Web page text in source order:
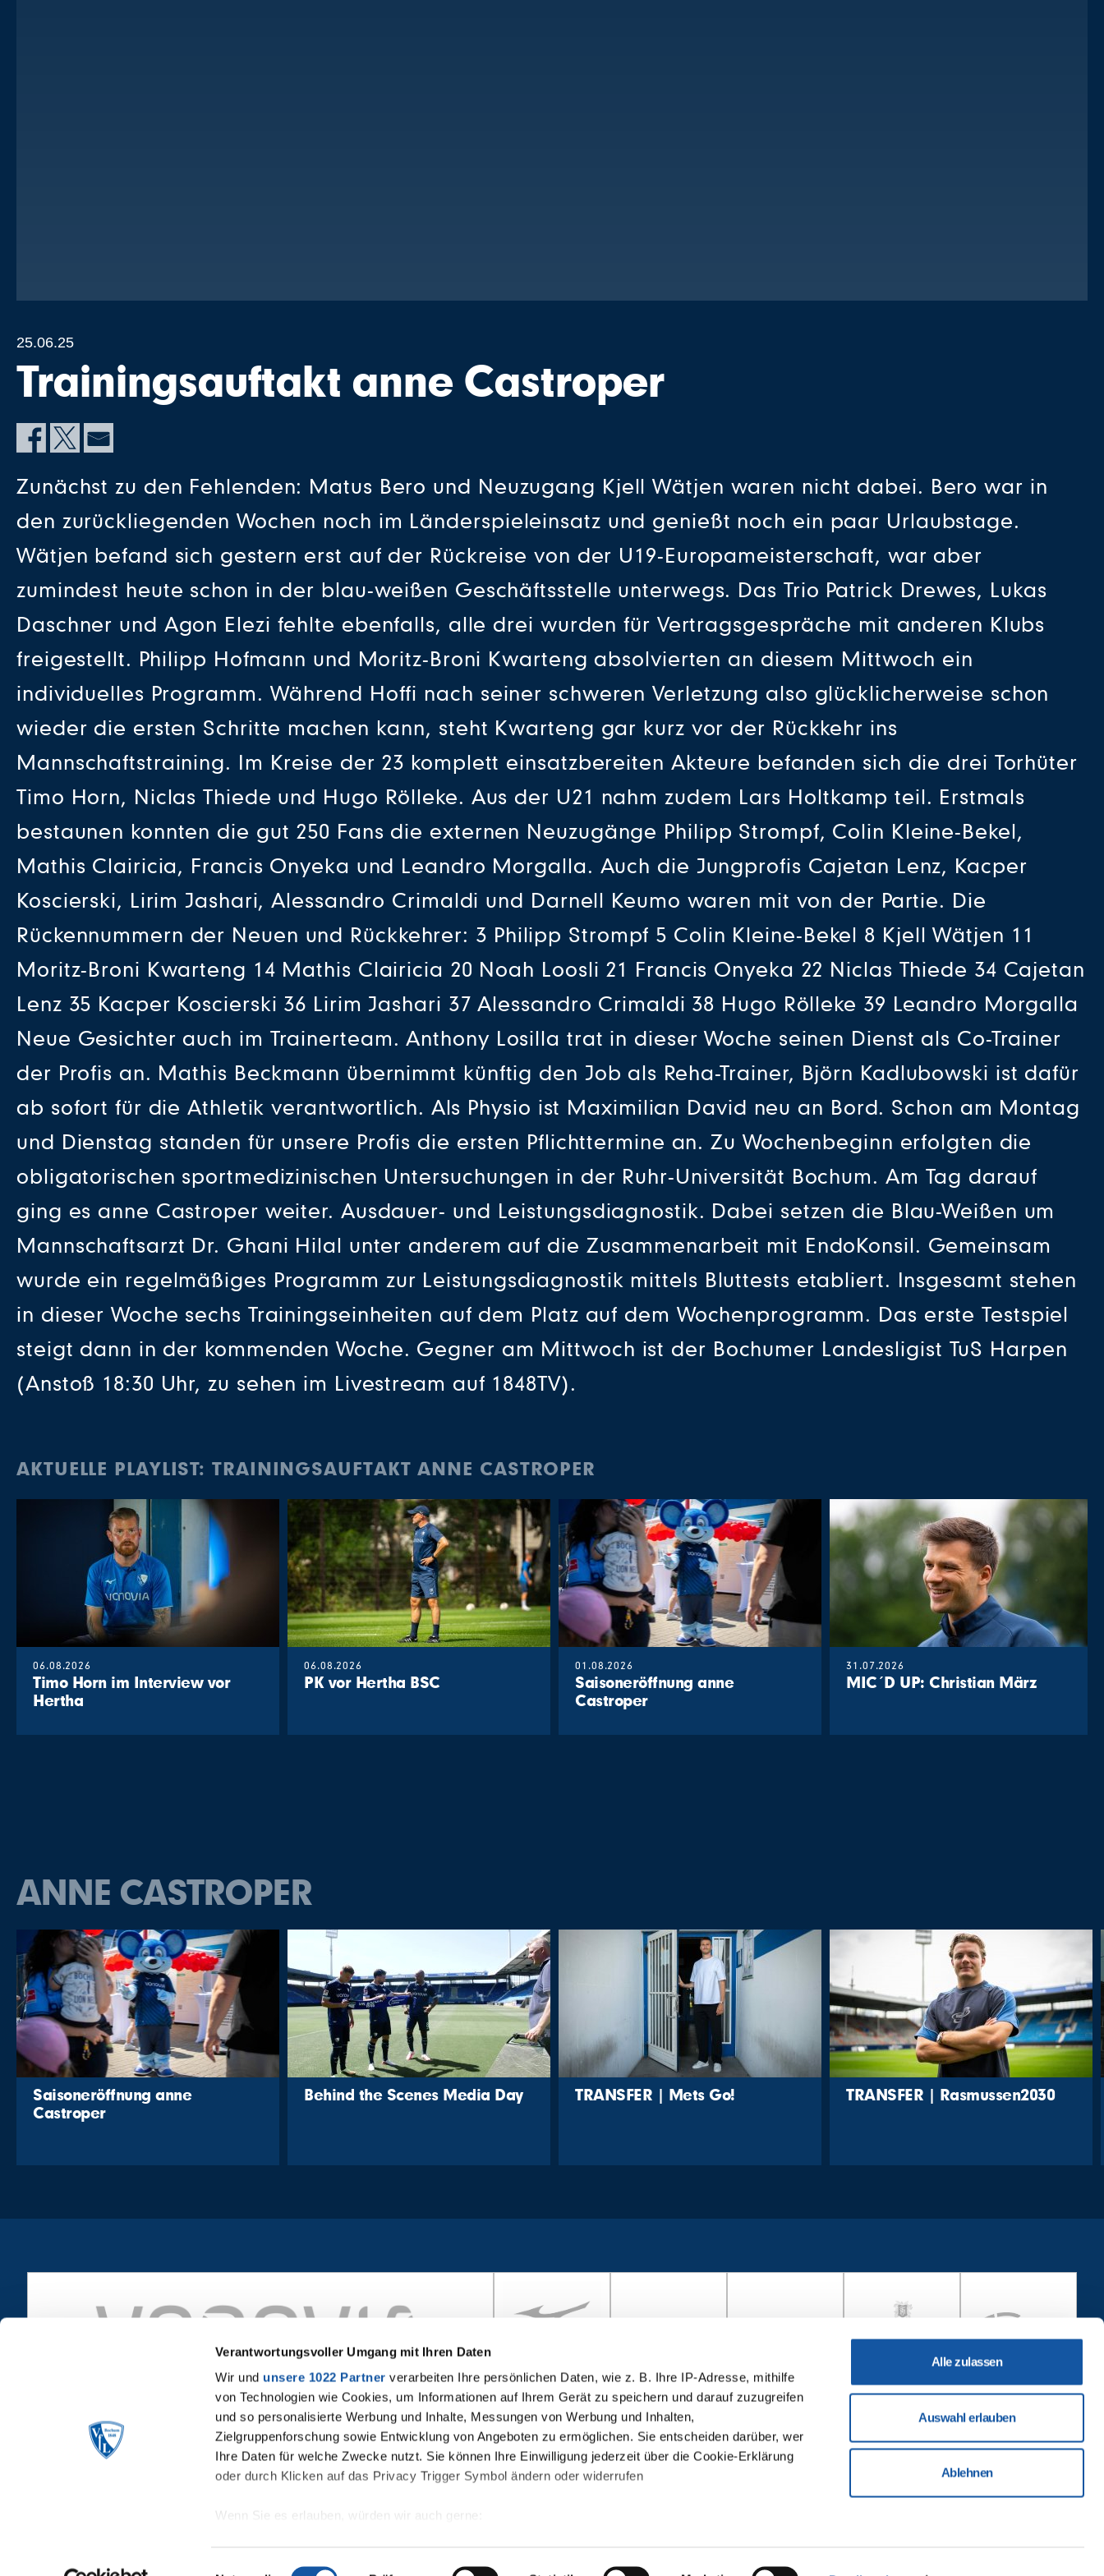
Verantwortungsvoller Umgang mit Ihren Daten
Wir und unsere 1022 Partner verarbeiten Ihre persönlichen Daten, wie z. B. Ihre IP-Adresse, mithilfe
von Technologien wie Cookies, um Informationen auf Ihrem Gerät zu speichern und darauf zuzugreifen
und so personalisierte Werbung und Inhalte, Messungen von Werbung und Inhalten,
Zielgruppenforschung sowie Entwicklung von Angeboten zu ermöglichen. Sie entscheiden darüber, wer
Ihre Daten für welche Zwecke nutzt. Sie können Ihre Einwilligung jederzeit über die Cookie-Erklärung
oder durch Klicken auf das Privacy Trigger Symbol ändern oder widerrufen
Wenn Sie es erlauben, würden wir auch gerne:
Einwilligungsauswahl
Alle zulassen
Auswahl erlauben
Ablehnen
25.06.25
Trainingsauftakt anne Castroper
Zunächst zu den Fehlenden: Matus Bero und Neuzugang Kjell Wätjen waren nicht dabei. Bero war in
den zurückliegenden Wochen noch im Länderspieleinsatz und genießt noch ein paar Urlaubstage.
Wätjen befand sich gestern erst auf der Rückreise von der U19-Europameisterschaft, war aber
zumindest heute schon in der blau-weißen Geschäftsstelle unterwegs. Das Trio Patrick Drewes, Lukas
Daschner und Agon Elezi fehlte ebenfalls, alle drei wurden für Vertragsgespräche mit anderen Klubs
freigestellt. Philipp Hofmann und Moritz-Broni Kwarteng absolvierten an diesem Mittwoch ein
individuelles Programm. Während Hoffi nach seiner schweren Verletzung also glücklicherweise schon
wieder die ersten Schritte machen kann, steht Kwarteng gar kurz vor der Rückkehr ins
Mannschaftstraining. Im Kreise der 23 komplett einsatzbereiten Akteure befanden sich die drei Torhüter
Timo Horn, Niclas Thiede und Hugo Rölleke. Aus der U21 nahm zudem Lars Holtkamp teil. Erstmals
bestaunen konnten die gut 250 Fans die externen Neuzugänge Philipp Strompf, Colin Kleine-Bekel,
Mathis Clairicia, Francis Onyeka und Leandro Morgalla. Auch die Jungprofis Cajetan Lenz, Kacper
Koscierski, Lirim Jashari, Alessandro Crimaldi und Darnell Keumo waren mit von der Partie. Die
Rückennummern der Neuen und Rückkehrer: 3 Philipp Strompf 5 Colin Kleine-Bekel 8 Kjell Wätjen 11
Moritz-Broni Kwarteng 14 Mathis Clairicia 20 Noah Loosli 21 Francis Onyeka 22 Niclas Thiede 34 Cajetan
Lenz 35 Kacper Koscierski 36 Lirim Jashari 37 Alessandro Crimaldi 38 Hugo Rölleke 39 Leandro Morgalla
Neue Gesichter auch im Trainerteam. Anthony Losilla trat in dieser Woche seinen Dienst als Co-Trainer
der Profis an. Mathis Beckmann übernimmt künftig den Job als Reha-Trainer, Björn Kadlubowski ist dafür
ab sofort für die Athletik verantwortlich. Als Physio ist Maximilian David neu an Bord. Schon am Montag
und Dienstag standen für unsere Profis die ersten Pflichttermine an. Zu Wochenbeginn erfolgten die
obligatorischen sportmedizinischen Untersuchungen in der Ruhr-Universität Bochum. Am Tag darauf
ging es anne Castroper weiter. Ausdauer- und Leistungsdiagnostik. Dabei setzen die Blau-Weißen um
Mannschaftsarzt Dr. Ghani Hilal unter anderem auf die Zusammenarbeit mit EndoKonsil. Gemeinsam
wurde ein regelmäßiges Programm zur Leistungsdiagnostik mittels Bluttests etabliert. Insgesamt stehen
in dieser Woche sechs Trainingseinheiten auf dem Platz auf dem Wochenprogramm. Das erste Testspiel
steigt dann in der kommenden Woche. Gegner am Mittwoch ist der Bochumer Landesligist TuS Harpen
(Anstoß 18:30 Uhr, zu sehen im Livestream auf 1848TV).
AKTUELLE PLAYLIST: TRAININGSAUFTAKT ANNE CASTROPER
06.08.2026
Timo Horn im Interview vor
Hertha
06.08.2026
PK vor Hertha BSC
01.08.2026
Saisoneröffnung anne
Castroper
31.07.2026
MIC´D UP: Christian März
ANNE CASTROPER
Saisoneröffnung anne
Castroper
Behind the Scenes Media Day TRANSFER | Mets Go! TRANSFER | Rasmussen2030